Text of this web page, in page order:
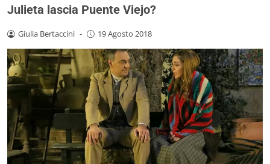
Julieta lascia Puente Viejo?
Giulia Bertaccini - 19 Agosto 2018